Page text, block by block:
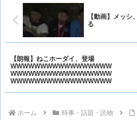
【動画】メッシ
る
【朗報】ねこホーダイ、登場
WWWWWWWWWWWWWWWWW
WWWWWWWWWWWWWWWWW
WWWWWWWWWWWWWWWWW
ホーム 時事・話題・読物